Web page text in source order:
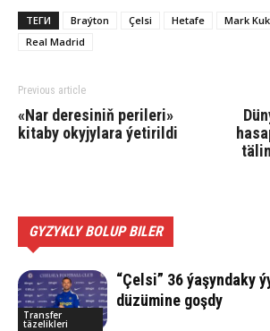
ТЕГИ Braýton Çelsi Hetafe
Mark
Real Madrid
Previous article
«Nar deresiniň perileri»
kitaby okyjylara ýetirildi
GYZYKLY BOLUP BILER
Transfer
täzelikleri
“Çelsi” 36 ýaşyndaky
düzümine goşdy